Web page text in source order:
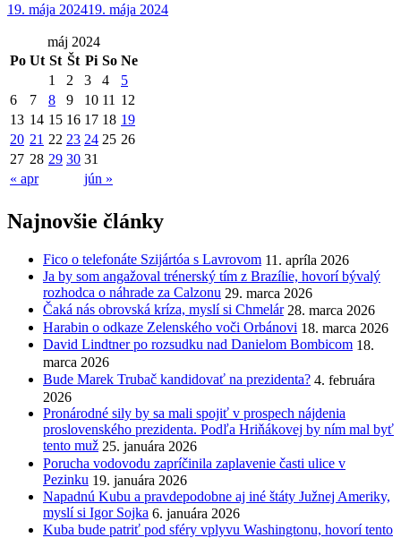
19. mája 202419. mája 2024
máj 2024
Po Ut St Št Pi So Ne
« apr jún »
1 2 3 4
5
6
7 8 9 10 11 12
13 14 15 16 17 18 19
20 21 22 23 24 25 26
27 28 29 30 31
Najnovšie články
Fico o telefonáte Szijártóa s Lavrovom 11. apríla 2026
Ja by som angažoval trénerský tím z Brazílie, hovorí bývalý
rozhodca o náhrade za Calzonu 29. marca 2026
Čaká nás obrovská kríza, myslí si Chmelár 28. marca 2026
Harabin o odkaze Zelenského voči Orbánovi 18. marca 2026
David Lindtner po rozsudku nad Danielom Bombicom 18.
marca 2026
Bude Marek Trubač kandidovať na prezidenta? 4. februára
2026
Pronárodné sily by sa mali spojiť v prospech nájdenia
proslovenského prezidenta. Podľa Hriňákovej by ním mal byť
tento muž 25. januára 2026
Porucha vodovodu zapríčinila zaplavenie časti ulice v
Pezinku 19. januára 2026
Napadnú Kubu a pravdepodobne aj iné štáty Južnej Ameriky,
myslí si Igor Sojka 6. januára 2026
Kuba bude patriť pod sféry vplyvu Washingtonu, hovorí tento